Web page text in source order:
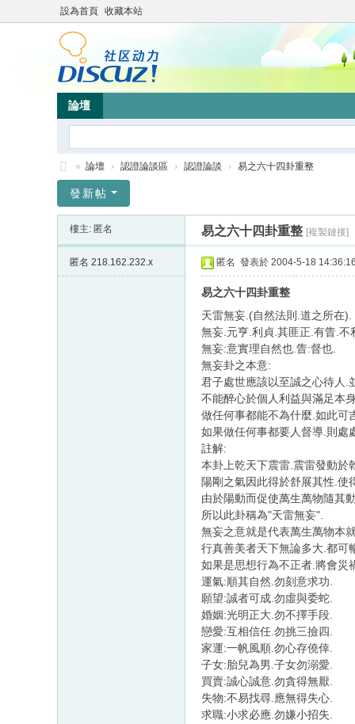
設為首頁 收藏本站
論壇
竹
» 論壇 › 認證論談區 › 認證論談 › 易之六十四卦重整
發新帖
樓主: 匿名 易之六十四卦重整 [複製鏈接]
匿名 218.162.232.x 匿名 發表於 2004-5-18 14:36:16
易之六十四卦重整
天雷無妄.(自然法則.道之所在).
無妄.元亨.利貞.其匪正.有眚.不
無妄:意實理自然也.眚:督也.
無妄卦之本意:
君子處世應該以至誠之心待人.
不能醉心於個人利益與滿足本
做任何事都能不為什麼.如此可
如果做任何事都要人督導.則處
註解:
本卦上乾天下震雷.震雷發動於
陽剛之氣因此得於舒展其性.使
由於陽動而促使萬生萬物隨其
所以此卦稱為"天雷無妄".
無妄之意就是代表萬生萬物本
行真善美者天下無論多大.都可
如果是思想行為不正者.將會災
運氣:順其自然.勿刻意求功.
願望:誠者可成.勿虛與委蛇.
婚姻:光明正大.勿不擇手段.
戀愛:互相信任.勿挑三撿四.
家運:一帆風順.勿心存僥倖.
子女:胎兒為男.子女勿溺愛.
買賣:誠心誠意.勿貪得無厭.
失物:不易找尋.應無得失心.
求職:小求必應.勿嫌小招失.